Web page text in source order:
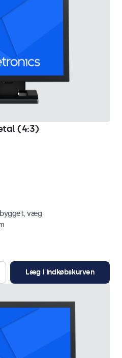
(4:3)
væg
Læg i indkøbskurven